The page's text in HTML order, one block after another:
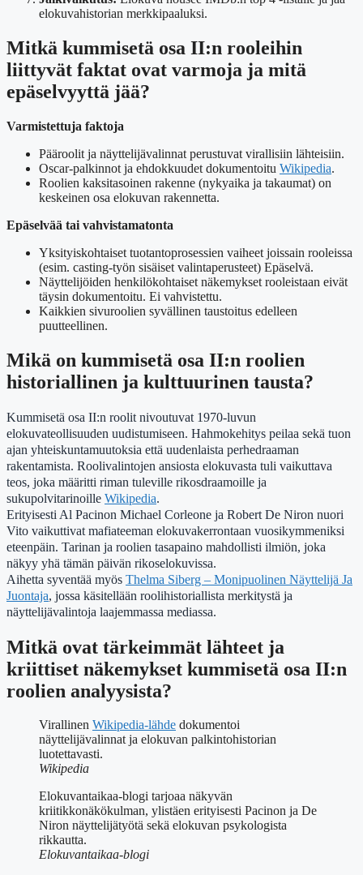
elokuvahistorian merkkipaaluksi.
Mitkä kummisetä osa II:n rooleihin
liittyvät faktat ovat varmoja ja mitä
epäselvyyttä jää?
Varmistettuja faktoja
Pääroolit ja näyttelijävalinnat perustuvat virallisiin lähteisiin.
Oscar-palkinnot ja ehdokkuudet dokumentoitu Wikipedia.
Roolien kaksitasoinen rakenne (nykyaika ja takaumat) on
keskeinen osa elokuvan rakennetta.
Epäselvää tai vahvistamatonta
Yksityiskohtaiset tuotantoprosessien vaiheet joissain rooleissa
(esim. casting-työn sisäiset valintaperusteet) Epäselvä.
Näyttelijöiden henkilökohtaiset näkemykset rooleistaan eivät
täysin dokumentoitu. Ei vahvistettu.
Kaikkien sivuroolien syvällinen taustoitus edelleen
puutteellinen.
Mikä on kummisetä osa II:n roolien
historiallinen ja kulttuurinen tausta?
Kummisetä osa II:n roolit nivoutuvat 1970-luvun
elokuvateollisuuden uudistumiseen. Hahmokehitys peilaa sekä tuon
ajan yhteiskuntamuutoksia että uudenlaista perhedraaman
rakentamista. Roolivalintojen ansiosta elokuvasta tuli vaikuttava
teos, joka määritti riman tuleville rikosdraamoille ja
sukupolvitarinoille Wikipedia.
Erityisesti Al Pacinon Michael Corleone ja Robert De Niron nuori
Vito vaikuttivat mafiateeman elokuvakerrontaan vuosikymmeniksi
eteenpäin. Tarinan ja roolien tasapaino mahdollisti ilmiön, joka
näkyy yhä tämän päivän rikoselokuvissa.
Aihetta syventää myös Thelma Siberg – Monipuolinen Näyttelijä Ja
Juontaja, jossa käsitellään roolihistoriallista merkitystä ja
näyttelijävalintoja laajemmassa mediassa.
Mitkä ovat tärkeimmät lähteet ja
kriittiset näkemykset kummisetä osa II:n
roolien analyysista?
Virallinen Wikipedia-lähde dokumentoi
näyttelijävalinnat ja elokuvan palkintohistorian
luotettavasti.
Wikipedia
Elokuvantaikaa-blogi tarjoaa näkyvän
kriitikkonäkökulman, ylistäen erityisesti Pacinon ja De
Niron näyttelijätyötä sekä elokuvan psykologista
rikkautta.
Elokuvantaikaa-blogi